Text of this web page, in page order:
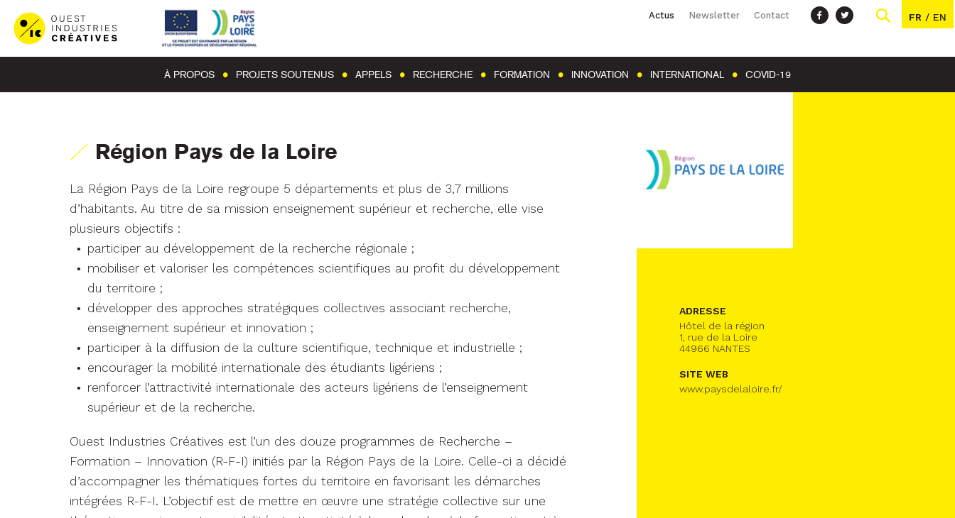
Actus Newsletter Contact FR / EN
À PROPOS PROJETS SOUTENUS APPELS RECHERCHE FORMATION INNOVATION INTERNATIONAL COVID-19
Région Pays de la Loire
La Région Pays de la Loire regroupe 5 départements et plus de 3,7 millions
d’habitants. Au titre de sa mission enseignement supérieur et recherche, elle vise
plusieurs objectifs :
participer au développement de la recherche régionale ;
mobiliser et valoriser les compétences scientifiques au profit du développement
du territoire ;
développer des approches stratégiques collectives associant recherche,
enseignement supérieur et innovation ;
participer à la diffusion de la culture scientifique, technique et industrielle ;
encourager la mobilité internationale des étudiants ligériens ;
renforcer l’attractivité internationale des acteurs ligériens de l’enseignement
supérieur et de la recherche.
Ouest Industries Créatives est l’un des douze programmes de Recherche –
Formation – Innovation (R-F-I) initiés par la Région Pays de la Loire. Celle-ci a décidé
d’accompagner les thématiques fortes du territoire en favorisant les démarches
intégrées R-F-I. L’objectif est de mettre en œuvre une stratégie collective sur une
ADRESSE
Hôtel de la région
1, rue de la Loire
44966 NANTES
SITE WEB
www.paysdelaloire.fr/